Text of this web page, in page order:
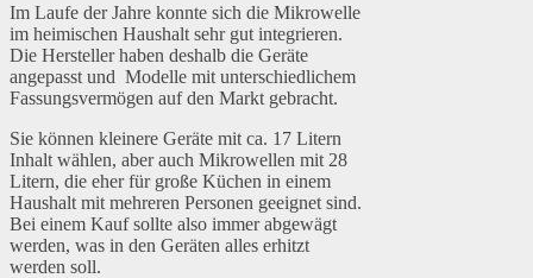
Im Laufe der Jahre konnte sich die Mikrowelle
im heimischen Haushalt sehr gut integrieren.
Die Hersteller haben deshalb die Geräte
angepasst und Modelle mit unterschiedlichem
Fassungsvermögen auf den Markt gebracht.
Sie können kleinere Geräte mit ca. 17 Litern
Inhalt wählen, aber auch Mikrowellen mit 28
Litern, die eher für große Küchen in einem
Haushalt mit mehreren Personen geeignet sind.
Bei einem Kauf sollte also immer abgewägt
werden, was in den Geräten alles erhitzt
werden soll.